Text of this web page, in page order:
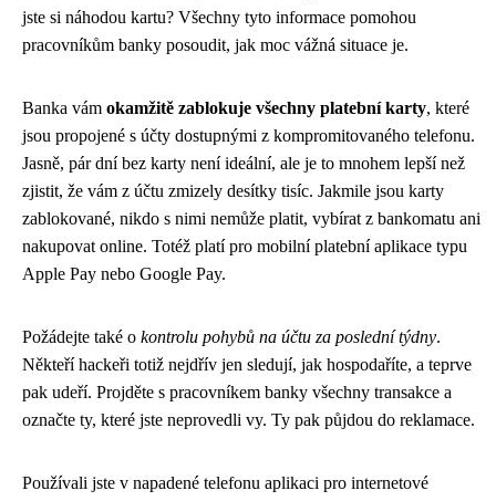
jste si náhodou kartu? Všechny tyto informace pomohou
pracovníkům banky posoudit, jak moc vážná situace je.
Banka vám okamžitě zablokuje všechny platební karty, které
jsou propojené s účty dostupnými z kompromitovaného telefonu.
Jasně, pár dní bez karty není ideální, ale je to mnohem lepší než
zjistit, že vám z účtu zmizely desítky tisíc. Jakmile jsou karty
zablokované, nikdo s nimi nemůže platit, vybírat z bankomatu ani
nakupovat online. Totéž platí pro mobilní platební aplikace typu
Apple Pay nebo Google Pay.
Požádejte také o kontrolu pohybů na účtu za poslední týdny.
Někteří hackeři totiž nejdřív jen sledují, jak hospodaříte, a teprve
pak udeří. Projděte s pracovníkem banky všechny transakce a
označte ty, které jste neprovedli vy. Ty pak půjdou do reklamace.
Používali jste v napadené telefonu aplikaci pro internetové